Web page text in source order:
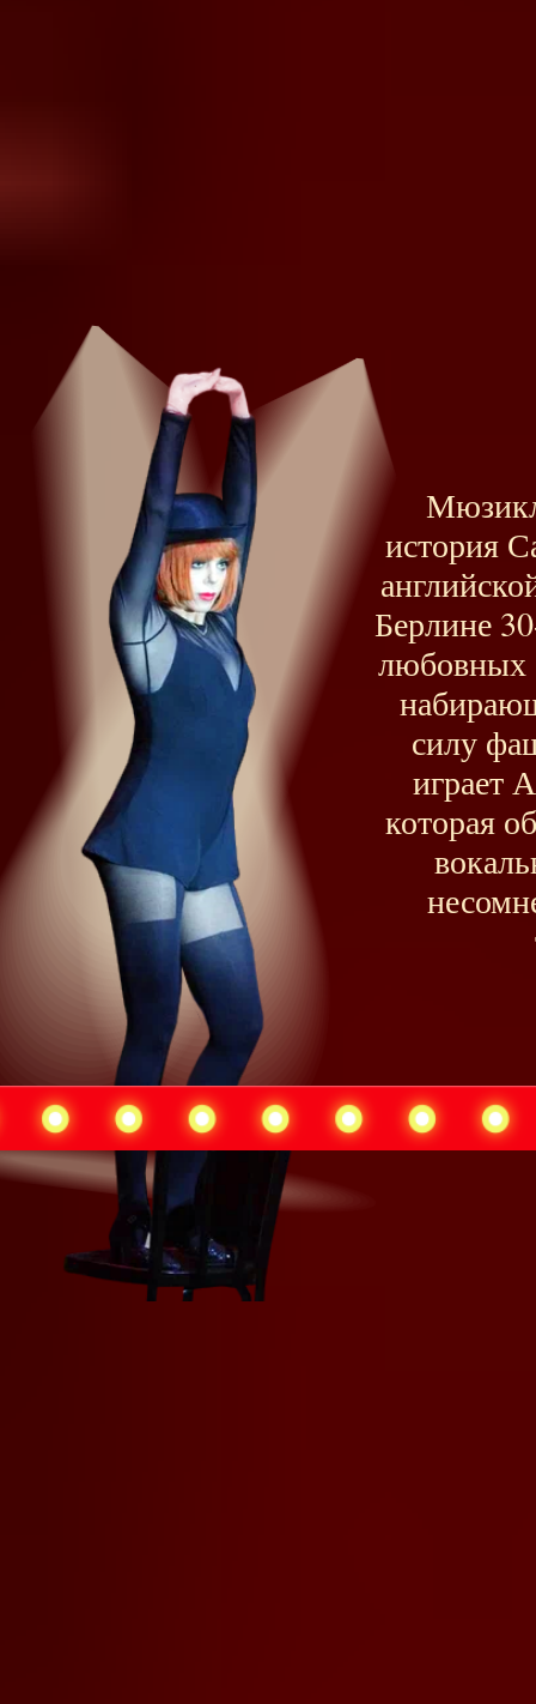
история
Берлине
любовных
силу
играет
которая